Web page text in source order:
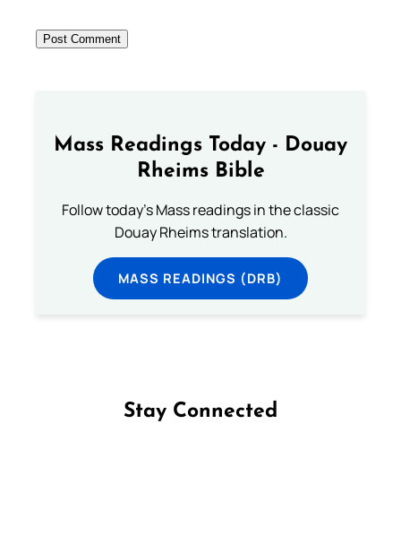
Mass Readings Today - Douay
Rheims Bible
Follow today's Mass readings in the classic
Douay Rheims translation.
MASS READINGS (DRB)
Stay Connected